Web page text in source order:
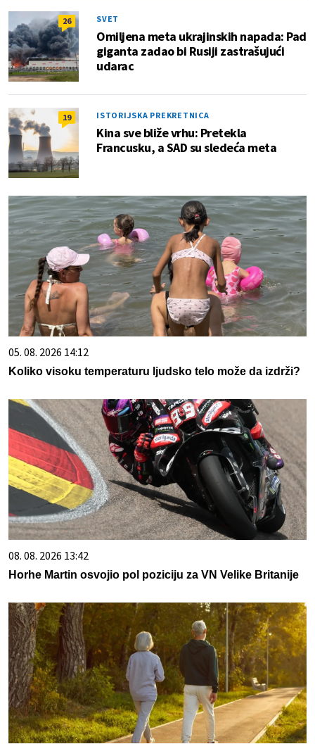
26 SVET
Omiljena meta ukrajinskih napada: Pad
giganta zadao bi Rusiji zastrašujući
udarac
19 ISTORIJSKA PREKRETNICA
Kina sve bliže vrhu: Pretekla
Francusku, a SAD su sledeća meta
05. 08. 2026 14:12
Koliko visoku temperaturu ljudsko telo može da izdrži?
08. 08. 2026 13:42
Horhe Martin osvojio pol poziciju za VN Velike Britanije